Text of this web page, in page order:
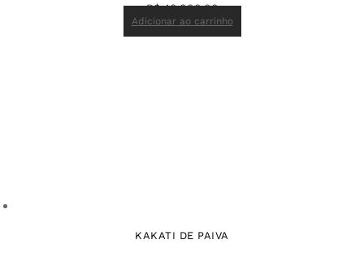
R$40.000,00
Adicionar ao carrinho
KAKATI DE PAIVA